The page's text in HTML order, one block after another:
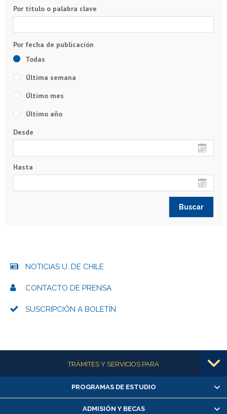
Por título o palabra clave
Todas
Última semana
Último mes
Último año
Desde
Hasta
NOTICIAS U. DE CHILE
CONTACTO DE PRENSA
SUSCRIPCIÓN A BOLETÍN
Más informaciónTRÁMITES Y SERVICIOS PARA
Alumnas/os y exalumnas/os
Matrícula en línea
PROGRAMAS DE ESTUDIO
ADMISIÓN Y BECAS